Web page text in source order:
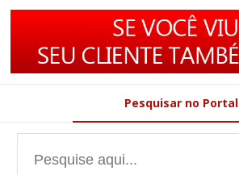
Pesquisar no Portal